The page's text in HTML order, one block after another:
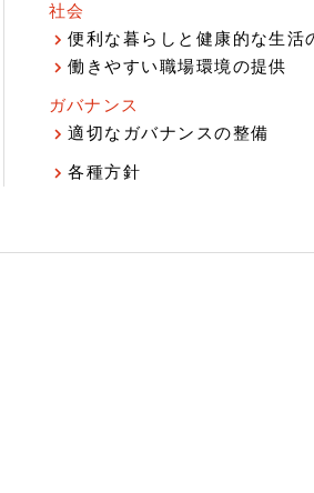
社会
便利な暮らしと健康的な生活
働きやすい職場環境の提供
ガバナンス
適切なガバナンスの整備
各種方針